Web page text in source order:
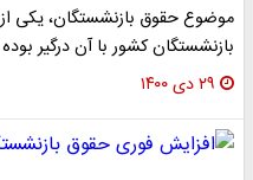
موضوع حقوق بازنشستگان، یکی
بازنشستگان کشور با آن درگیر
۲۹ دی ۱۴۰۰